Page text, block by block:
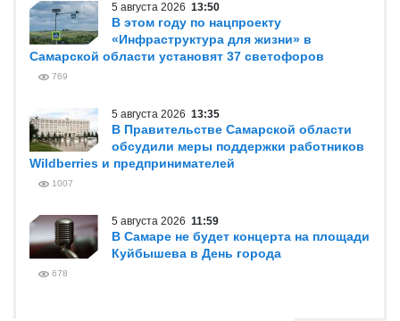
5 августа 2026 13:50
В этом году по нацпроекту
«Инфраструктура для жизни» в
Самарской области установят 37 светофоров
769
5 августа 2026 13:35
В Правительстве Самарской области
обсудили меры поддержки работников
Wildberries и предпринимателей
1007
5 августа 2026 11:59
В Самаре не будет концерта на площади
Куйбышева в День города
678